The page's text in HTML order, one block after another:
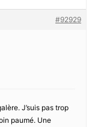
#92929
J’suis pas trop
paumé. Une